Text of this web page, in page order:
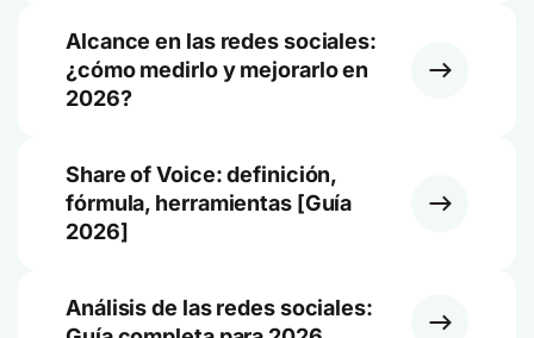
Alcance en las redes sociales:
¿cómo medirlo y mejorarlo en
2026?
Share of Voice: definición,
fórmula, herramientas [Guía
2026]
Análisis de las redes sociales: